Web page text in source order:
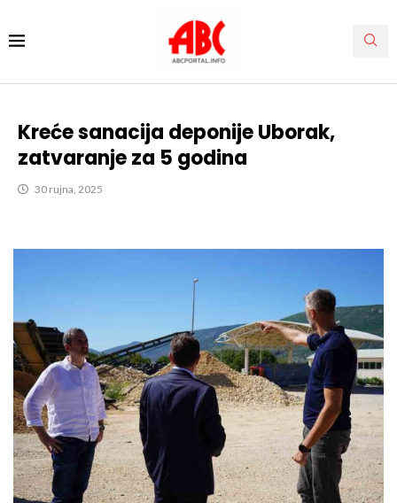
Kreće sanacija deponije Uborak,
zatvaranje za 5 godina
30 rujna, 2025